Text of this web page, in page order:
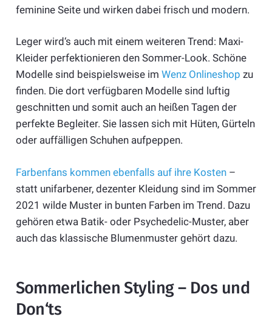
feminine Seite und wirken dabei frisch und modern.
Leger wird‘s auch mit einem weiteren Trend: Maxi-
Kleider perfektionieren den Sommer-Look. Schöne
Modelle sind beispielsweise im Wenz Onlineshop zu
finden. Die dort verfügbaren Modelle sind luftig
geschnitten und somit auch an heißen Tagen der
perfekte Begleiter. Sie lassen sich mit Hüten, Gürteln
oder auffälligen Schuhen aufpeppen.
Farbenfans kommen ebenfalls auf ihre Kosten–
statt unifarbener, dezenter Kleidung sind im Sommer
2021 wilde Muster in bunten Farben im Trend. Dazu
gehören etwa Batik- oder Psychedelic-Muster, aber
auch das klassische Blumenmuster gehört dazu.
Sommerlichen Styling – Dos und
Don‘ts